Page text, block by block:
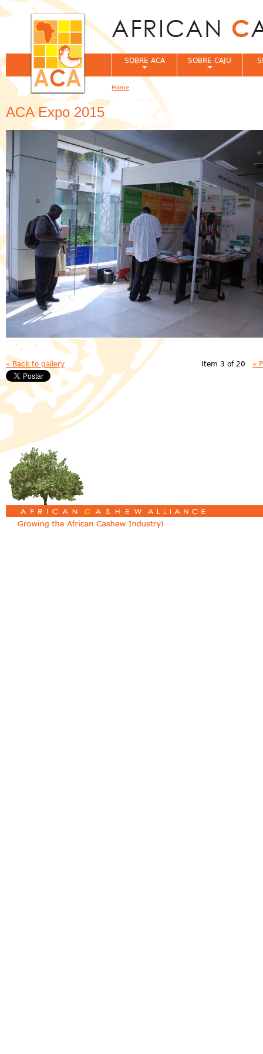
ACA Expo 2015
« Back to gallery Item 3 of 20 «
SOBRE ACA SOBRE CAJU
You are here
Home